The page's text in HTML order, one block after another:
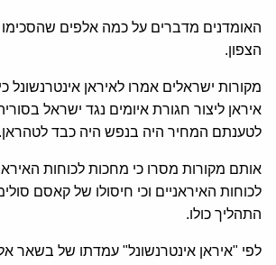
האומדנים מדברים על כמה אלפים שהסכימו
הצפון.
מקורות ישראלים אמרו לאיראן אינטרנשונל
איראן ליצור חגורת איומים נגד ישראל
לטענתם המחיר היה בנפש היה כבד לטהראן.
אותם מקורות מסרו כי מחכות לכוחות
לכוחות האיראניים וכי חיסולו של קאסם
התהליך כולו.
לפי "איראן אינטרנשונל" עמדתו של בשאר